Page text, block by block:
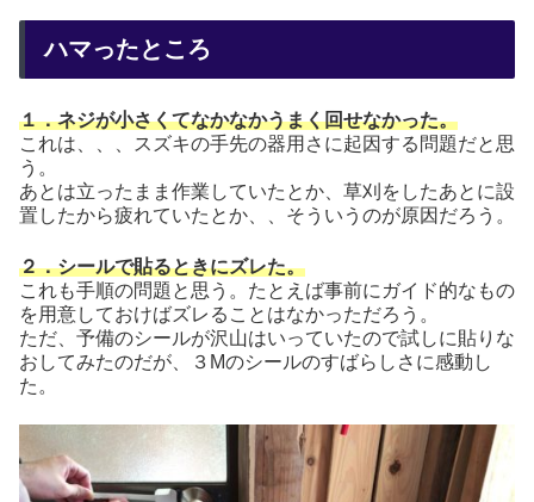
ハマったところ
１．ネジが小さくてなかなかうまく回せなかった。
これは、、、スズキの手先の器用さに起因する問題だと思
う。
あとは立ったまま作業していたとか、草刈をしたあとに設
置したから疲れていたとか、、そういうのが原因だろう。
２．シールで貼るときにズレた。
これも手順の問題と思う。たとえば事前にガイド的なもの
を用意しておけばズレることはなかっただろう。
ただ、予備のシールが沢山はいっていたので試しに貼りな
おしてみたのだが、３Mのシールのすばらしさに感動し
た。